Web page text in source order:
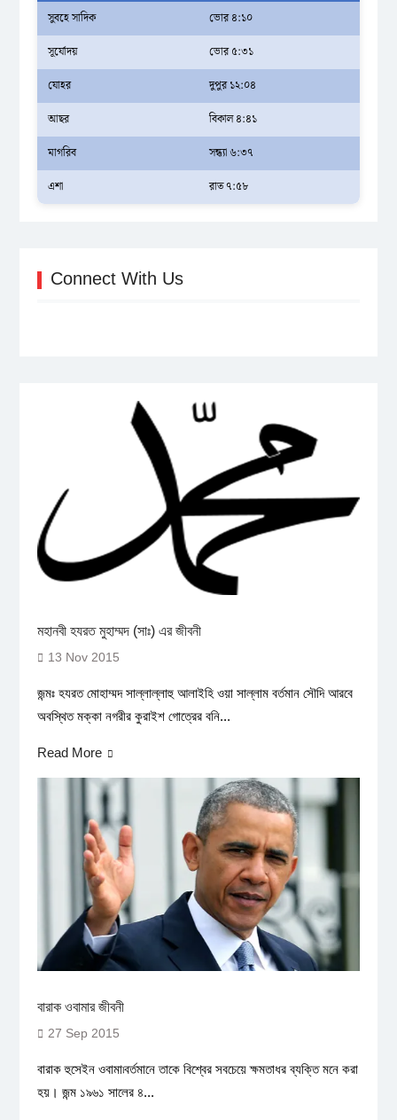
সুবহে সাদিক
ভোর ৪:১০
সূর্যোদয়
ভোর ৫:৩১
যোহর
দুপুর ১২:০৪
আছর
বিকাল ৪:৪১
মাগরিব
সন্ধ্যা ৬:৩৭
এশা
রাত ৭:৫৮
Connect With Us
মহানবী হযরত মুহাম্মদ (সাঃ) এর জীবনী
13 Nov 2015
জন্মঃ হযরত মোহাম্মদ সাল্লাল্লাহু আলাইহি ওয়া সাল্লাম বর্তমান সৌদি আরবে
অবস্থিত মক্কা নগরীর কুরাইশ গোত্রের বনি...
Read More
বারাক ওবামার জীবনী
27 Sep 2015
বারাক হুসেইন ওবামা৷বর্তমানে তাকে বিশ্বের সবচেয়ে ক্ষমতাধর ব্যক্তি মনে করা
হয়। জন্ম ১৯৬১ সালের ৪...